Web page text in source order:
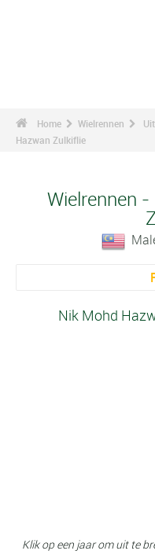
Home Wielrennen
Hazwan Zulkiflie
Wielrennen
Nik Mohd
Klik op een jaar om uit te